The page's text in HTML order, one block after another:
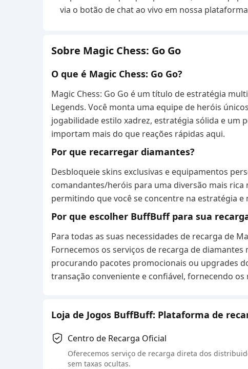
via o botão de chat ao vivo em nossa
Sobre Magic Chess: Go Go
O que é Magic Chess: Go Go?
Magic Chess: Go Go é um título de estratégia
Legends. Você monta uma equipe de heróis
jogabilidade estilo xadrez, estratégia sólida e
importam mais do que reações rápidas aqui.
Por que recarregar diamantes?
Desbloqueie skins exclusivas e equipamentos
comandantes/heróis para uma diversão mais
permitindo que você se concentre na estratégia e
Por que escolher BuffBuff para sua
Para todas as suas necessidades de recarga de
Fornecemos os serviços de recarga de diamantes
procurando pacotes promocionais ou upgrades
transação conveniente e confiável, fornecendo
Loja de Jogos BuffBuff: Plataforma de
Centro de Recarga Oficial
Oferecemos serviço de recarga direta dos
sem taxas ocultas.